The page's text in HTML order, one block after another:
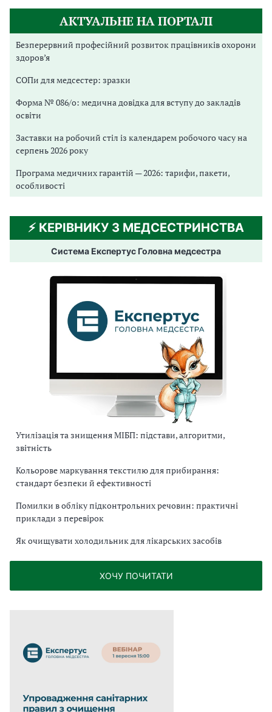
АКТУАЛЬНЕ НА ПОРТАЛІ
Безперервний професійний розвиток працівників охорони
здоров’я
СОПи для медсестер: зразки
Форма № 086/о: медична довідка для вступу до закладів
освіти
Заставки на робочий стіл із календарем робочого часу на
серпень 2026 року
Програма медичних гарантій — 2026: тарифи, пакети,
особливості
⚡️ КЕРІВНИКУ З МЕДСЕСТРИНСТВА
Система Експертус Головна медсестра
Утилізація та знищення МІБП: підстави, алгоритми,
звітність
Кольорове маркування текстилю для прибирання:
стандарт безпеки й ефективності
Помилки в обліку підконтрольних речовин: практичні
приклади з перевірок
Як очищувати холодильник для лікарських засобів
ХОЧУ ПОЧИТАТИ